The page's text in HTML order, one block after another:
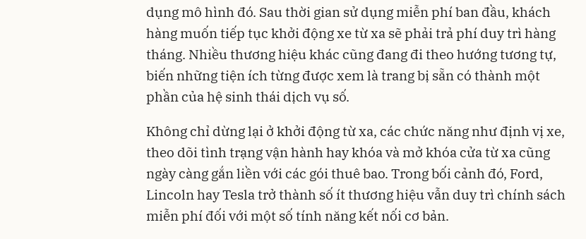
dụng mô hình đó. Sau thời gian sử dụng miễn phí ban đầu, khách
hàng muốn tiếp tục khởi động xe từ xa sẽ phải trả phí duy trì hàng
tháng. Nhiều thương hiệu khác cũng đang đi theo hướng tương tự,
biến những tiện ích từng được xem là trang bị sẵn có thành một
phần của hệ sinh thái dịch vụ số.
Không chỉ dừng lại ở khởi động từ xa, các chức năng như định vị xe,
theo dõi tình trạng vận hành hay khóa và mở khóa cửa từ xa cũng
ngày càng gắn liền với các gói thuê bao. Trong bối cảnh đó, Ford,
Lincoln hay Tesla trở thành số ít thương hiệu vẫn duy trì chính sách
miễn phí đối với một số tính năng kết nối cơ bản.